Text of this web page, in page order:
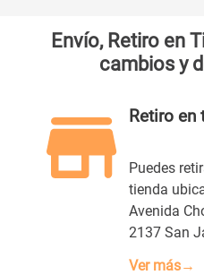
★★★★★
Tu nombre
Dirección de email
Escribe un
Envío, Retiro en
cambios y
Retiro en
Puedes
tienda
Avenida
2137 San
Ver más→